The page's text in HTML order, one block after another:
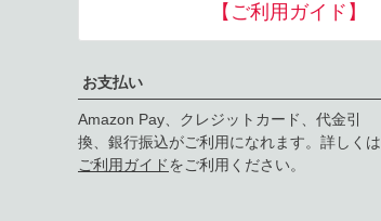
【ご利用ガイド】
お支払い
Amazon Pay、クレジットカード、代金引
換、銀行振込がご利用になれます。詳しくは
ご利用ガイドをご利用ください。